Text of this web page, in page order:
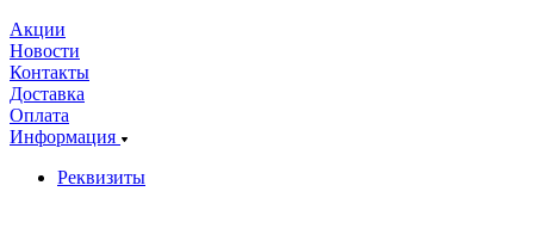
Акции
Новости
Контакты
Доставка
Оплата
Информация
Реквизиты